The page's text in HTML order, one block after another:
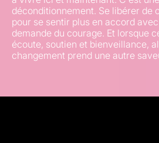
déconditionnement. Se libérer de
pour se sentir plus en accord
demande du courage. Et lorsque
écoute, soutien et bienveillance,
changement prend une autre